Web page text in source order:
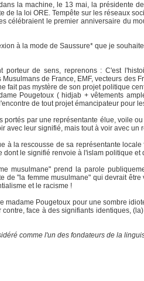
la machine, le 13 mai, la présidente
de la loi ORE. Tempête sur les réseaux
célébraient le premier anniversaire du
à la mode de Saussure* que je
porteur de sens, reprenons : C'est
de France, EMF, vecteurs des
fait pas mystère de son projet politique
Pougetoux ( hidjab + vêtements
de tout projet émancipateur pour
portés par une représentante élue, voile
avec leur signifié, mais tout à voir avec
à la rescousse de sa représentante
dont le signifié renvoie à l'islam politique
musulmane" prend la parole
de "la femme musulmane" qui devrait
et le racisme !
madame Pougetoux pour une sombre
face à des signifiants identiques,
comme l'un des fondateurs de la